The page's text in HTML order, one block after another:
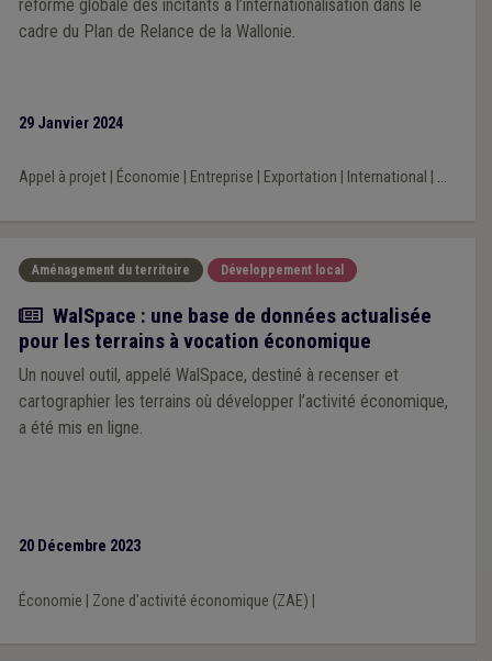
réforme globale des incitants à l’internationalisation dans le
cadre du Plan de Relance de la Wallonie.
29 Janvier 2024
Appel à projet| Économie Entreprise Exportation International ...
Aménagement du territoire Développement local
Actualité
WalSpace : une base de données actualisée
pour les terrains à vocation économique
Un nouvel outil, appelé WalSpace, destiné à recenser et
cartographier les terrains où développer l’activité économique,
a été mis en ligne.
20 Décembre 2023
Économie Zone d'activité économique (ZAE)